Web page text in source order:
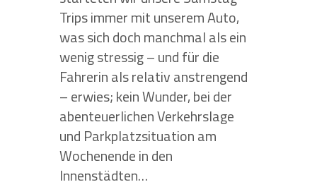
Trips immer mit unserem Auto,
was sich doch manchmal als ein
wenig stressig – und für die
Fahrerin als relativ anstrengend
– erwies; kein Wunder, bei der
abenteuerlichen Verkehrslage
und Parkplatzsituation am
Wochenende in den
Innenstädten…